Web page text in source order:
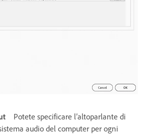
Potete specificare l’altoparlante di
audio del computer per ogni